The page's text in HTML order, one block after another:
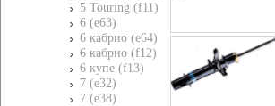
5 Touring (f11)
6 (e63)
6 кабрио (e64)
6 кабрио (f12)
6 купе (f13)
7 (e32)
7 (e38)